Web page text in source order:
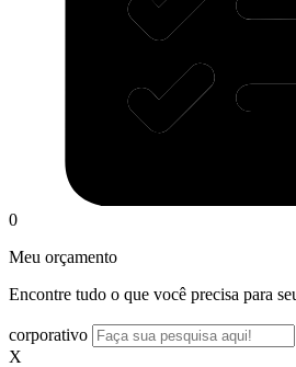
0
Meu orçamento
Encontre tudo o que você precisa para
corporativo
X